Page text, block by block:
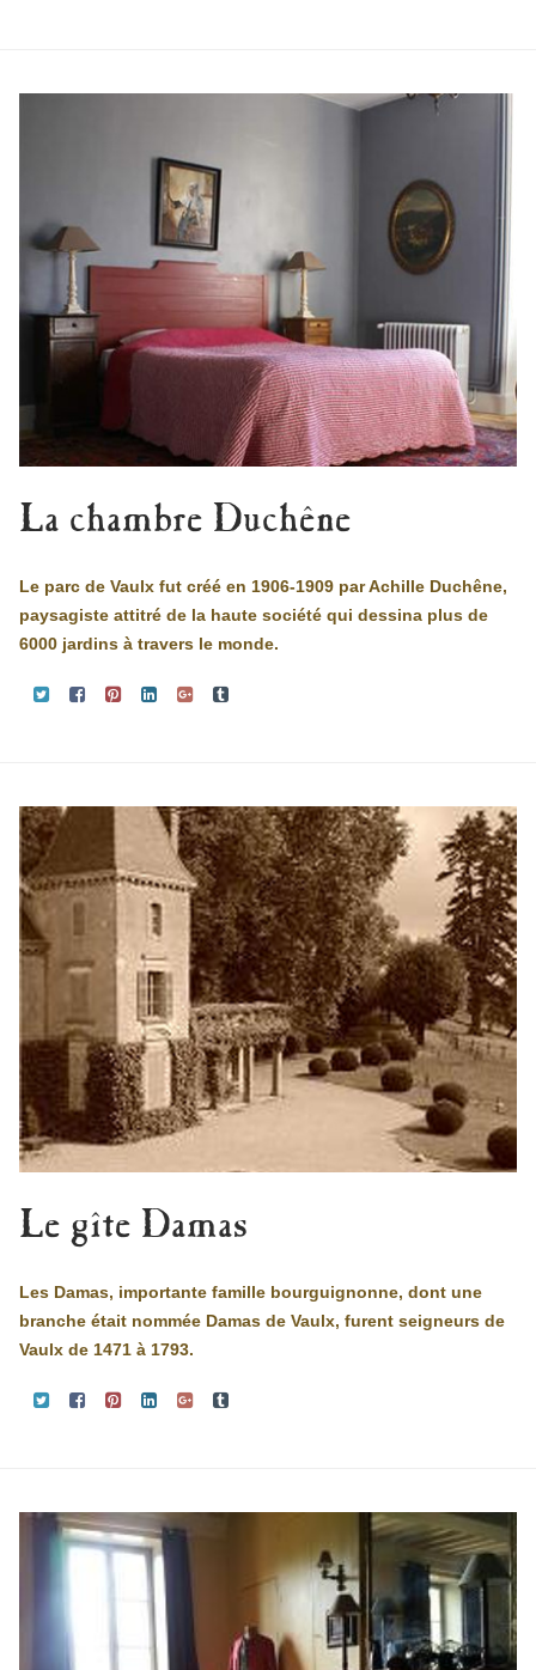
La chambre Duchêne
Le parc de Vaulx fut créé en 1906-1909 par Achille Duchêne,
paysagiste attitré de la haute société qui dessina plus de
6000 jardins à travers le monde.
Le gîte Damas
Les Damas, importante famille bourguignonne, dont une
branche était nommée Damas de Vaulx, furent seigneurs de
Vaulx de 1471 à 1793.